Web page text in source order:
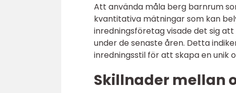
Att använda måla berg barnrum
kvantitativa mätningar som kan
inredningsföretag visade det sig
under de senaste åren. Detta
inredningsstil för att skapa en unik
Skillnader mellan